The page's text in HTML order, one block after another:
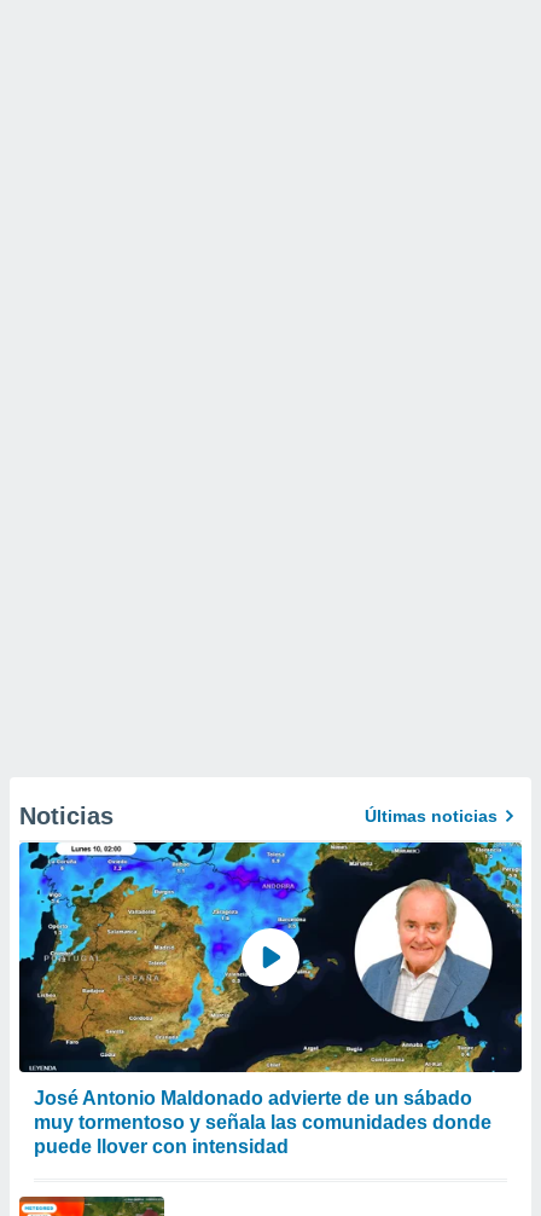
Noticias Últimas noticias
José Antonio Maldonado advierte de un sábado
muy tormentoso y señala las comunidades donde
puede llover con intensidad